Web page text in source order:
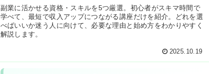
副業に活かせる資格・スキルを5つ厳選。初心者がスキマ時間で
学べて、最短で収入アップにつながる講座だけを紹介。どれを選
べばいいか迷う人に向けて、必要な理由と始め方をわかりやすく
解説します。
2025.10.19